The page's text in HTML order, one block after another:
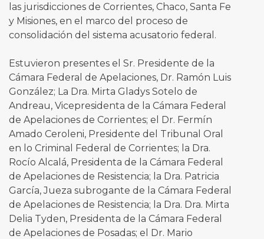
las jurisdicciones de Corrientes, Chaco, Santa Fe
y Misiones, en el marco del proceso de
consolidación del sistema acusatorio federal.
Estuvieron presentes el Sr. Presidente de la
Cámara Federal de Apelaciones, Dr. Ramón Luis
González; La Dra. Mirta Gladys Sotelo de
Andreau, Vicepresidenta de la Cámara Federal
de Apelaciones de Corrientes; el Dr. Fermín
Amado Ceroleni, Presidente del Tribunal Oral
en lo Criminal Federal de Corrientes; la Dra.
Rocío Alcalá, Presidenta de la Cámara Federal
de Apelaciones de Resistencia; la Dra. Patricia
García, Jueza subrogante de la Cámara Federal
de Apelaciones de Resistencia; la Dra. Dra. Mirta
Delia Tyden, Presidenta de la Cámara Federal
de Apelaciones de Posadas; el Dr. Mario